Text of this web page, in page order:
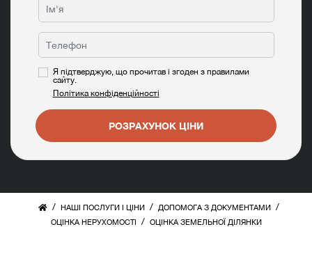
Я підтверджую, що прочитав і згоден з правилами
сайту.
Політика конфіденційності
РОЗРАХУНОК ЦІНИ
/ НАШІ ПОСЛУГИ І ЦІНИ / ДОПОМОГА З ДОКУМЕНТАМИ /
ОЦІНКА НЕРУХОМОСТІ / ОЦІНКА ЗЕМЕЛЬНОЇ ДІЛЯНКИ